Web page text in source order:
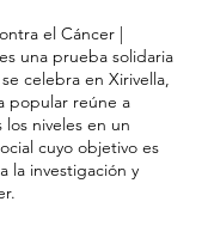
el Cáncer |
una prueba solidaria
celebra en Xirivella,
popular reúne a
niveles en un
cuyo objetivo es
la investigación y